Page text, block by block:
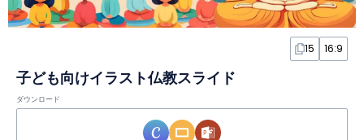
15 16:9
子ども向けイラスト仏教スライド
ダウンロード